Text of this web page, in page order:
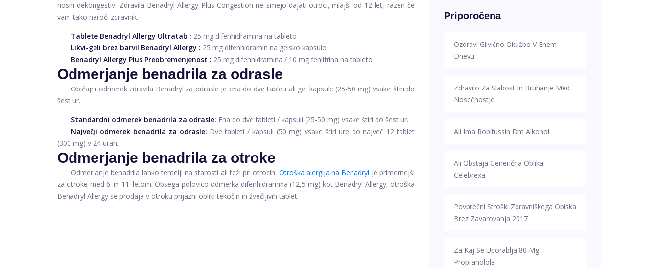
nosni dekongestiv. Zdravila Benadryl Allergy Plus Congestion ne smejo dajati otroci, mlajši od 12 let, razen če
vam tako naroči zdravnik.
Tablete Benadryl Allergy Ultratab : 25 mg difenhidramina na tableto
Likvi-geli brez barvil Benadryl Allergy : 25 mg difenhidramin na gelsko kapsulo
Benadryl Allergy Plus Preobremenjenost : 25 mg difenhidramina / 10 mg fenilfrina na tableto
Odmerjanje benadrila za odrasle
Običajni odmerek zdravila Benadryl za odrasle je ena do dve tableti ali gel kapsule (25-50 mg) vsake štiri do
šest ur.
Standardni odmerek benadrila za odrasle: Ena do dve tableti / kapsuli (25-50 mg) vsake štiri do šest ur.
Največji odmerek benadrila za odrasle: Dve tableti / kapsuli (50 mg) vsake štiri ure do največ 12 tablet
(300 mg) v 24 urah.
Odmerjanje benadrila za otroke
Odmerjanje benadrila lahko temelji na starosti ali teži pri otrocih. Otroška alergija na Benadryl je primernejši
za otroke med 6. in 11. letom. Obsega polovico odmerka difenhidramina (12,5 mg) kot Benadryl Allergy, otroška
Benadryl Allergy se prodaja v otroku prijazni obliki tekočin in žvečljivih tablet.
Priporočena
Ozdravi Glivično Okužbo V Enem
Dnevu
Zdravilo Za Slabost In Bruhanje Med
Nosečnostjo
Ali Ima Robitussin Dm Alkohol
Ali Obstaja Generična Oblika
Celebrexa
Povprečni Stroški Zdravniškega Obiska
Brez Zavarovanja 2017
Za Kaj Se Uporablja 80 Mg
Propranolola